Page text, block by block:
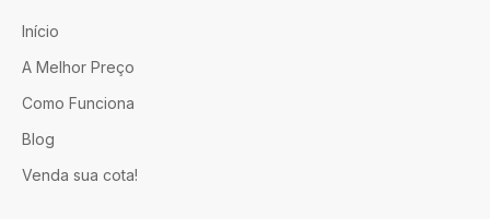
Início
A Melhor Preço
Como Funciona
Blog
Venda sua cota!